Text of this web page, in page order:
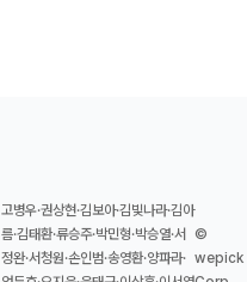
고병우·권상현·김보아·김빛나라·김아
름·김태환·류승주·박민형·박승열·서
정완·서청원·손인범·송영환·양파라·
©
wepick